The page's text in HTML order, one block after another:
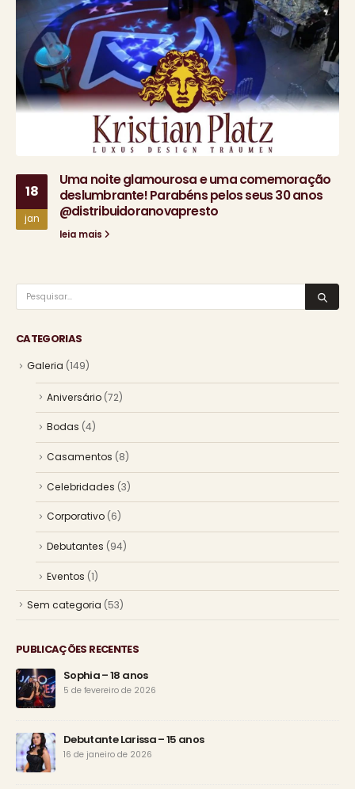
18
jan
Uma noite glamourosa e uma comemoração
deslumbrante! Parabéns pelos seus 30 anos
@distribuidoranovapresto
leia mais
CATEGORIAS
Galeria (149)
Aniversário (72)
Bodas (4)
Casamentos (8)
Celebridades (3)
Corporativo (6)
Debutantes (94)
Eventos (1)
Sem categoria (53)
PUBLICAÇÕES RECENTES
Sophia – 18 anos
5 de fevereiro de 2026
Debutante Larissa – 15 anos
16 de janeiro de 2026